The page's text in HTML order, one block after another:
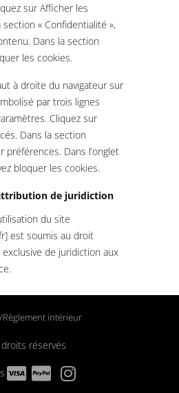
sur Afficher les
« Confidentialité »,
Dans la section
les cookies.
à droite du navigateur sur
par trois lignes
Cliquez sur
Dans la section
préférences. Dans l’onglet
bloquer les cookies.
de juridiction
du site
est soumis au droit
de juridiction aux
Règlement intérieur
réservés